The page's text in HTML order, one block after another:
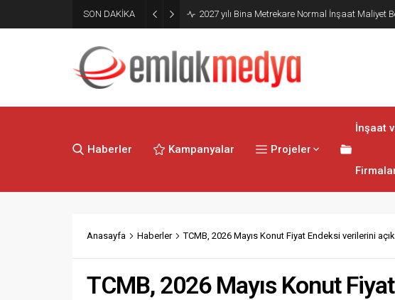
SON DAKİKA
Mimarlık Ve Mühendislik Projelerinin Elektronik
Hakkında Yönetmelik yayımlandı
Haberler Kampanyalar Projeler
İnşaat
Anasayfa Haberler TCMB, 2026 Mayıs Konut Fiyat Endeksi verilerini
TCMB, 2026 Mayıs Konut